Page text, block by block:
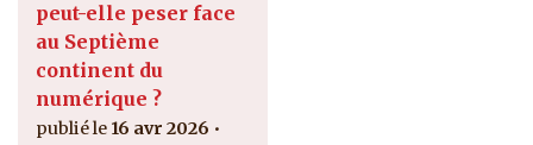
peut-elle peser face
au Septième
continent du
numérique ?
16 avr 2026